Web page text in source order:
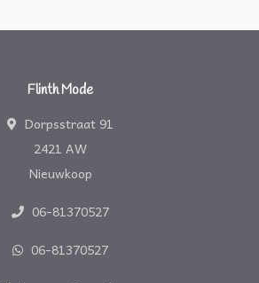
Flinth Mode
Dorpsstraat 91
2421 AW
Nieuwkoop
06-81370527
06-81370527